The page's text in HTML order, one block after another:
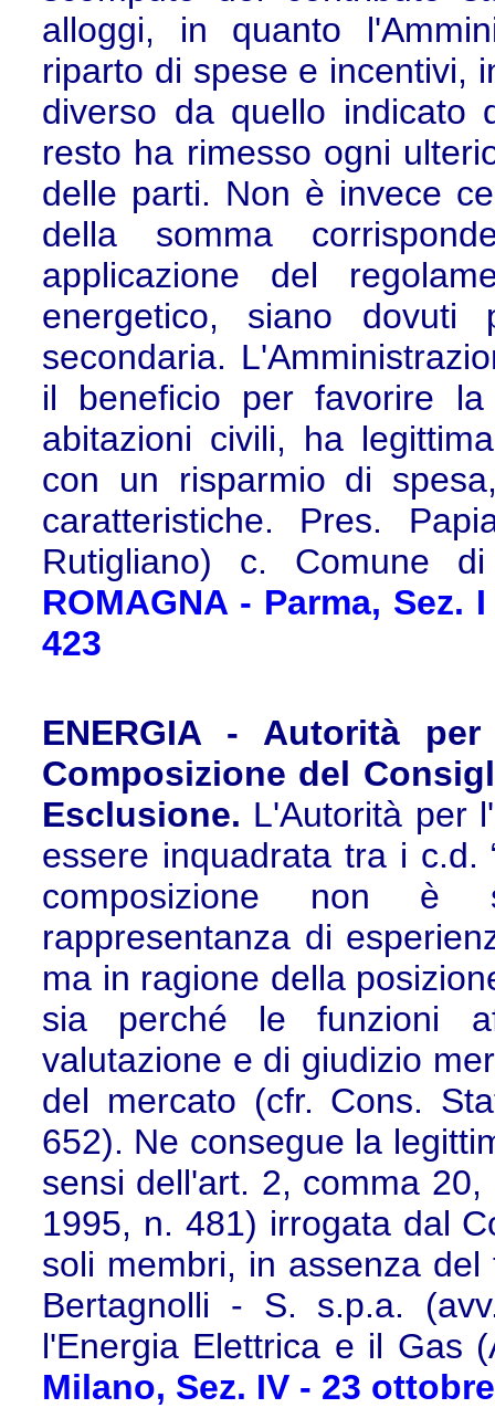
alloggi, in quanto
riparto di spese e incentivi,
diverso da quello indicato
resto ha rimesso ogni
delle parti. Non è invece
della somma
applicazione del
energetico, siano
secondaria.
il beneficio per favorire
abitazioni civili, ha
con un risparmio di
caratteristiche. Pres.
Rutigliano) c. Comune
ROMAGNA - Parma, Sez.
423
ENERGIA - Autorità
Composizione del
Esclusione. L'Autorità per
essere inquadrata tra i c.d.
composizione non è
rappresentanza di
ma in ragione della
sia perché le funzioni
valutazione e di giudizio
del mercato (cfr. Cons.
652). Ne consegue la
sensi dell'art. 2, comma
1995, n. 481) irrogata dal
soli membri, in assenza
Bertagnolli - S. s.p.a.
l'Energia Elettrica e il Gas
Milano, Sez. IV - 23